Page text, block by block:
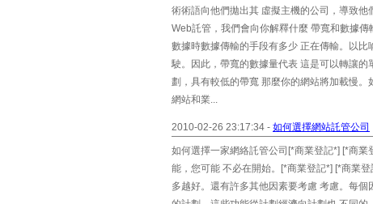
術術語向他們拋出其 虛擬主機的公司，導致
Web託管，我們會向你解釋什麼 帶寬和數據
數據時數據傳輸的手段有多少 正在傳輸。以
駛。因此，帶寬的數據量代表 這是可以轉讓
劃，具有較低的帶寬 那麼你的網站將加載慢
網站和業...
2010-02-26 23:17:34 - 如何選擇網站託管公司
如何選擇一家網絡託管公司[*商業登記*] [*商
能，您可能 不必在開始。[*商業登記*] [*商業
多越好。還有許多其他因素要考慮 考慮。每